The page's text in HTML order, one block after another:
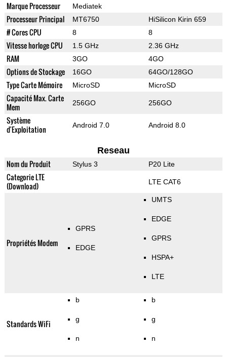
Marque Processeur Mediatek
Processeur Principal MT6750 HiSilicon Kirin 659
# Cores CPU 8 8
Vitesse horloge CPU 1.5 GHz 2.36 GHz
RAM 3GO 4GO
Options de Stockage 16GO 64GO/128GO
Type Carte Mémoire MicroSD MicroSD
Capacité Max. Carte
Mem
256GO 256GO
Système
d'Exploitation
Android 7.0 Android 8.0
Reseau
Nom du Produit Stylus 3 P20 Lite
Categorie LTE
(Download)
LTE CAT6
Propriétés Modem
GPRS
EDGE
UMTS
EDGE
GPRS
HSPA+
LTE
Standards WiFi
b
g
n
b
g
n